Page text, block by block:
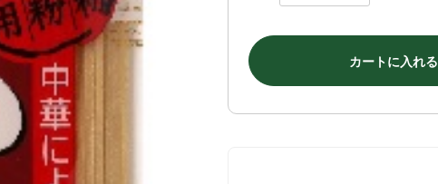
カートに入れる